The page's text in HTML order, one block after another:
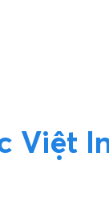
Việt